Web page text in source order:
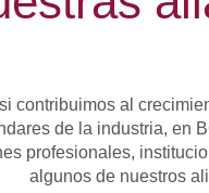
contribuimos al
de la industria, en
profesionales,
algunos de nuestros